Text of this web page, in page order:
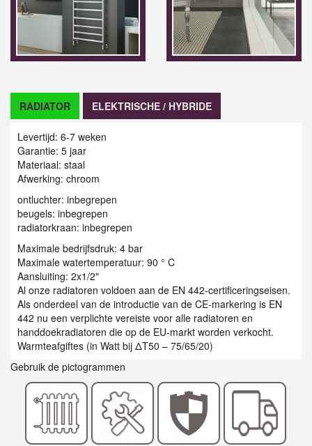
RADIATOR ELEKTRISCHE / HYBRIDE
Levertijd: 6-7 weken
Garantie: 5 jaar
Materiaal: staal
Afwerking: chroom
ontluchter: inbegrepen
beugels: inbegrepen
radiatorkraan: inbegrepen
Maximale bedrijfsdruk: 4 bar
Maximale watertemperatuur: 90 ° C
Aansluiting: 2x1/2"
Al onze radiatoren voldoen aan de EN 442-certificeringseisen.
Als onderdeel van de introductie van de CE-markering is EN
442 nu een verplichte vereiste voor alle radiatoren en
handdoekradiatoren die op de EU-markt worden verkocht.
Warmteafgiftes (in Watt bij ΔT50 – 75/65/20)
Gebruik de pictogrammen